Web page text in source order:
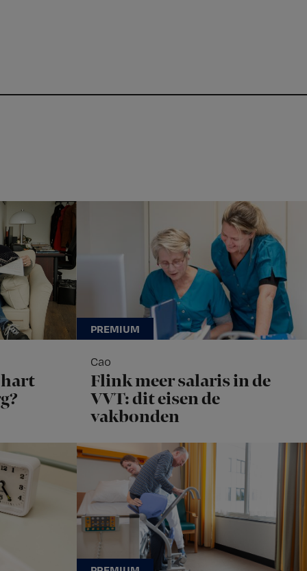
hart
Cao
Flink meer salaris in de
VVT: dit eisen de
vakbonden